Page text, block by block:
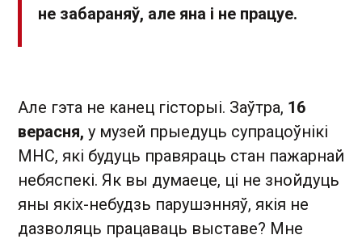
не забараняў, але яна і не працуе.
Але гэта не канец гісторыі. Заўтра, 16
верасня, у музей прыедуць супрацоўнікі
МНС, які будуць правяраць стан пажарнай
небяспекі. Як вы думаеце, ці не знойдуць
яны якіх-небудзь парушэнняў, якія не
дазволяць працаваць выставе? Мне